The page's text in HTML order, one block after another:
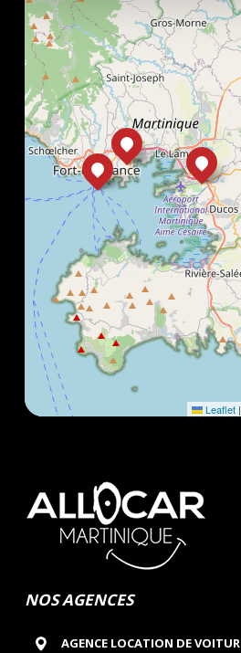
Leaflet |
NOS AGENCES
AGENCE LOCATION DE